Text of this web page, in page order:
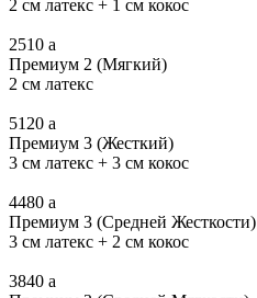
2 см латекс + 1 см кокос
2510 a
Премиум 2 (Мягкий)
2 см латекс
5120 a
Премиум 3 (Жесткий)
3 см латекс + 3 см кокос
4480 a
Премиум 3 (Средней Жесткости)
3 см латекс + 2 см кокос
3840 a